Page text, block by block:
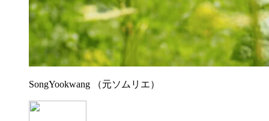
SongYookwang （元ソムリエ）